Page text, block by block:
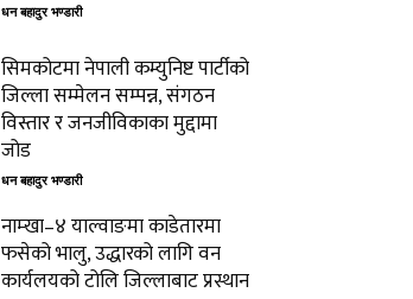
धन बहादुर भण्डारी
सिमकोटमा नेपाली कम्युनिष्ट पार्टीको
जिल्ला सम्मेलन सम्पन्न, संगठन
विस्तार र जनजीविकाका मुद्दामा
जोड
धन बहादुर भण्डारी
नाम्खा–४ याल्वाङमा काडेतारमा
फसेको भालु, उद्धारको लागि वन
कार्यलयको टोलि जिल्लाबाट प्रस्थान